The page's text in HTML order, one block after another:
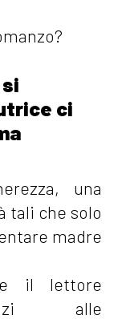
ci
una
tali che solo
madre
il lettore
alle